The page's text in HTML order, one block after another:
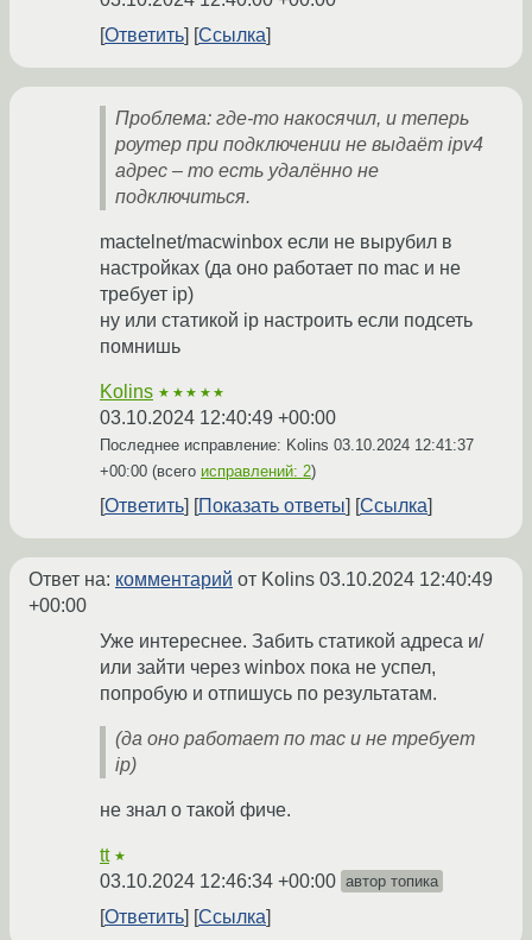
Ответить
Ссылка
Проблема: где-то накосячил, и теперь
роутер при подключении не выдаёт ipv4
адрес – то есть удалённо не
подключиться.
mactelnet/macwinbox если не вырубил в
настройках (да оно работает по mac и не
требует ip)
ну или статикой ip настроить если подсеть
помнишь
Kolins ★★★★★
03.10.2024 12:40:49 +00:00
Последнее исправление: Kolins 03.10.2024 12:41:37
+00:00 (всего исправлений: 2)
Ответить Показать ответы Ссылка
Ответ на: комментарий от Kolins 03.10.2024 12:40:49
+00:00
Уже интереснее. Забить статикой адреса и/
или зайти через winbox пока не успел,
попробую и отпишусь по результатам.
(да оно работает по mac и не требует
ip)
не знал о такой фиче.
tt ★
03.10.2024 12:46:34 +00:00 автор топика
Ответить Ссылка